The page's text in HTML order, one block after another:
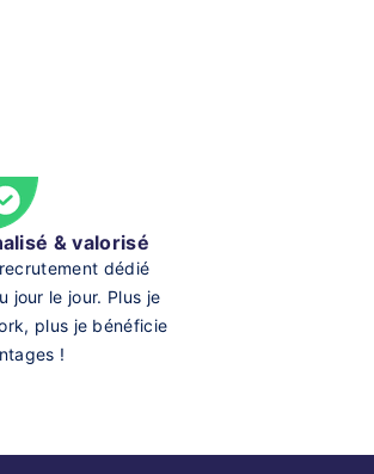
& valorisé
dédié
jour le jour. Plus je
plus je bénéficie
!